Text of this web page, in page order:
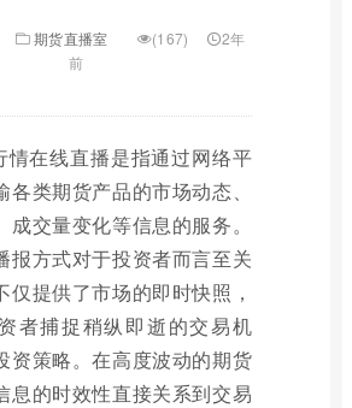
期货直播室 (167)
2年
前
情在线直播是指通过网络平
各类期货产品的市场动态、
成交量变化等信息的服务。
报方式对于投资者而言至关
仅提供了市场的即时快照，
者捕捉稍纵即逝的交易机
资策略。在高度波动的期货
息的时效性直接关系到交易